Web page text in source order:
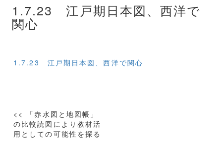
1.7.23 江戸期日本図、西洋で
関心
1.7.23 江戸期日本図、西洋で関心
投
稿
ナ
<< 「赤水図と地図帳」
の比較読図により教材活
用としての可能性を探る